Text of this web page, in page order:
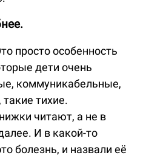
просто особенность
дети очень
коммуникабельные,
тихие.
читают, а не в
И в какой-то
болезнь, и назвали её